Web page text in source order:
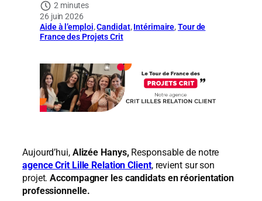
2 minutes
26 juin 2026
Aide à l’emploi, Candidat, Intérimaire, Tour de
France des Projets Crit
Aujourd’hui, Alizée Hanys, Responsable de notre
agence Crit Lille Relation Client, revient sur son
projet.Accompagner les candidats en réorientation
professionnelle.